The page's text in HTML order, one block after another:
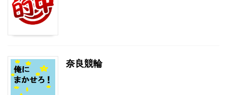
奈良競輪